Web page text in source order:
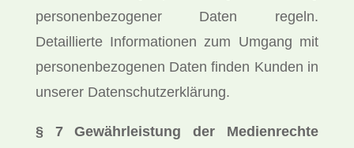
personenbezogener Daten regeln.
Detaillierte Informationen zum Umgang mit
personenbezogenen Daten finden Kunden in
unserer Datenschutzerklärung.
§ 7 Gewährleistung der Medienrechte